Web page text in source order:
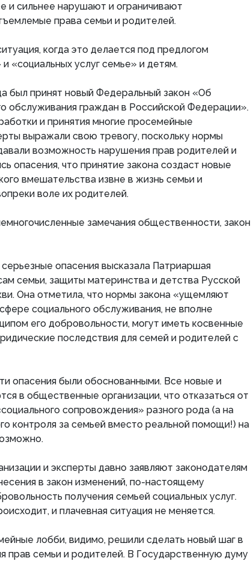
и сильнее нарушают и ограничивают
права семьи и родителей.
когда это делается под предлогом
«социальных услуг семье» и детям.
был принят новый Федеральный закон «Об
обслуживания граждан в Российской Федерации».
и принятия многие просемейные
выражали свою тревогу, поскольку нормы
возможность нарушения прав родителей и
опасения, что принятие закона создаст новые
вмешательства извне в жизнь семьи и
воле их родителей.
замечания общественности, закон
серьезные опасения высказала Патриаршая
семьи, защиты материнства и детства Русской
Она отметила, что нормы закона «ущемляют
социального обслуживания, не вполне
его добровольности, могут иметь косвенные
последствия для семей и родителей с
опасения были обоснованными. Все новые и
в общественные организации, что отказаться от
сопровождения» разного рода (а на
контроля за семьей вместо реальной помощи!) на
и эксперты давно заявляют законодателям
в закон изменений, по-настоящему
получения семьей социальных услуг.
и плачевная ситуация не меняется.
лобби, видимо, решили сделать новый шаг в
прав семьи и родителей. В Государственную думу